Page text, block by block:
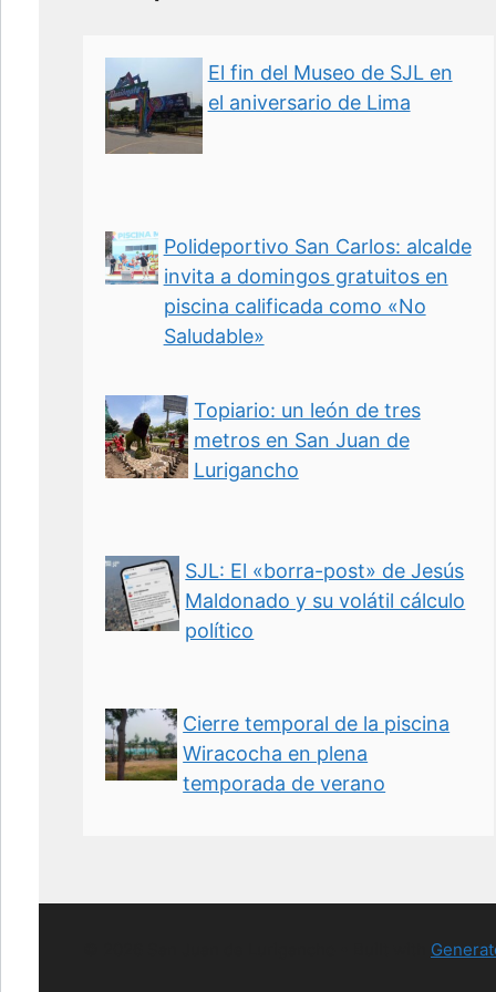
El fin del Museo de SJL en
el aniversario de Lima
Polideportivo San Carlos: alcalde
invita a domingos gratuitos en
piscina calificada como «No
Saludable»
Topiario: un león de tres
metros en San Juan de
Lurigancho
SJL: El «borra-post» de Jesús
Maldonado y su volátil cálculo
político
Cierre temporal de la piscina
Wiracocha en plena
temporada de verano